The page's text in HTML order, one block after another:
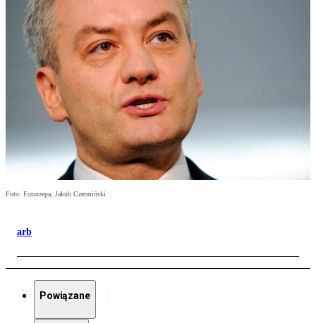
Foto: Fotorzepa, Jakub Czermiński
arb
Powiązane